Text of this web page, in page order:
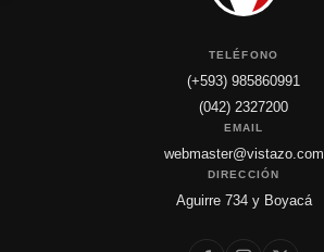
TELÉFONO
(+593) 985860991
(042) 2327200
EMAIL
webmaster@vistazo.com
DIRECCIÓN
Aguirre 734 y Boyacá